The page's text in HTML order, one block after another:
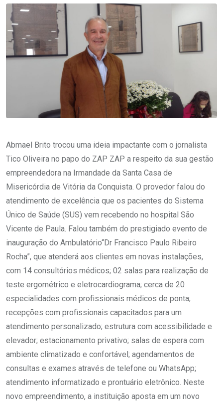
Abmael Brito trocou uma ideia impactante com o jornalista
Tico Oliveira no papo do ZAP ZAP a respeito da sua gestão
empreendedora na Irmandade da Santa Casa de
Misericórdia de Vitória da Conquista. O provedor falou do
atendimento de excelência que os pacientes do Sistema
Único de Saúde (SUS) vem recebendo no hospital São
Vicente de Paula. Falou também do prestigiado evento de
inauguração do Ambulatório“Dr Francisco Paulo Ribeiro
Rocha”, que atenderá aos clientes em novas instalações,
com 14 consultórios médicos; 02 salas para realização de
teste ergométrico e eletrocardiograma; cerca de 20
especialidades com profissionais médicos de ponta;
recepções com profissionais capacitados para um
atendimento personalizado; estrutura com acessibilidade e
elevador; estacionamento privativo; salas de espera com
ambiente climatizado e confortável; agendamentos de
consultas e exames através de telefone ou WhatsApp;
atendimento informatizado e prontuário eletrônico. Neste
novo empreendimento, a instituição aposta em um novo